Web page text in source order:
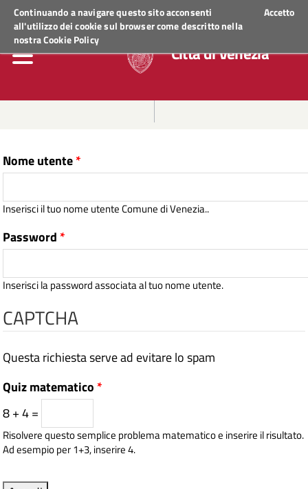
Continuando a navigare questo sito acconsenti
all'utilizzo dei cookie sul browser come descritto nella
nostraCookie Policy
Accetto
Regione Veneto ACCEDI AI SERVIZI
Città di Venezia
Nome utente*
Inserisci il tuo nome utente Comune di Venezia..
Password *
Inserisci la password associata al tuo nome utente.
CAPTCHA
Questa richiesta serve ad evitare lo spam
Quiz matematico *
8 + 4 =
Risolvere questo semplice problema matematico e inserire il risultato.
Ad esempio per 1+3, inserire 4.